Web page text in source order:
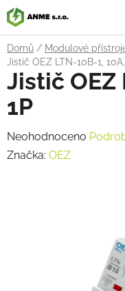
Přejít
na
obsah
Domů / Modulové
Jistič OEZ LTN-10B-1,
Jistič OEZ
1P
Průměrné
hodnocení
Neohodnoceno
Značka: OEZ